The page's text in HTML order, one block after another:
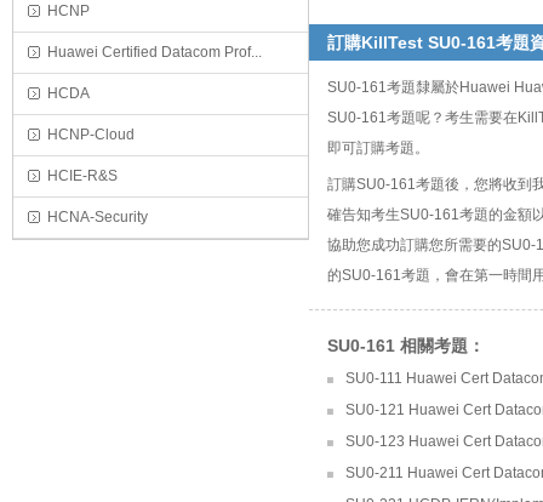
HCNP
Huawei Certified Datacom Prof...
HCDA
HCNP-Cloud
HCIE-R&S
HCNA-Security
訂購KillTest SU0-161考題
SU0-161考題隸屬於Huawei
SU0-161考題呢？考生需要在
即可訂購考題。
訂購SU0-161考題後，您將收到
確告知考生SU0-161考題的金額
協助您成功訂購您所需要的SU0-
的SU0-161考題，會在第一時間
SU0-161 相關考題：
SU0-111 Huawei Cert
SU0-121 Huawei Cert
SU0-123 Huawei Cert
SU0-211 Huawei Cert